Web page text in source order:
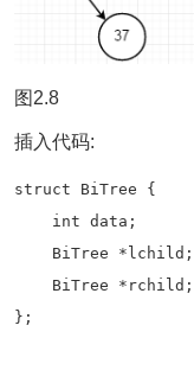
图2.8
插入代码:
struct BiTree {
    int data;
    BiTree *lchild;
    BiTree *rchild;
};